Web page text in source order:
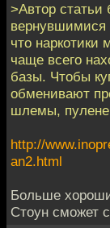
>Автор
вернувшимися
что наркотики
чаще всего
базы. Чтобы
обменивают
шлемы,
http://
an2.html
Больше
Стоун сможет